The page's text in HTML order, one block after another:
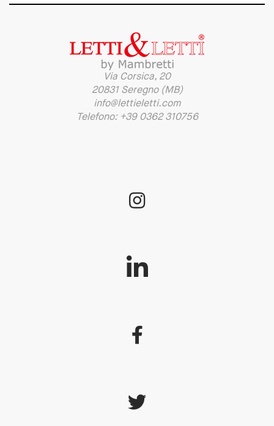
Via Corsica, 20
20831 Seregno (MB)
info@lettieletti.com
Telefono: +39 0362 310756